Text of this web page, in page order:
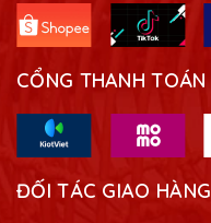
CỔNG THANH TOÁN
ĐỐI TÁC GIAO HÀNG